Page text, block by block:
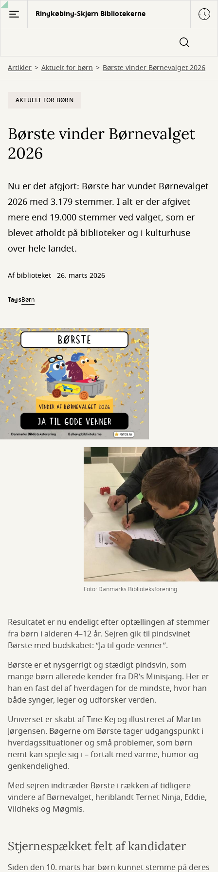
Gå
hovedindhold
Ringkøbing-Skjern Bibliotekerne
Artikler Aktuelt for børn Børste vinder Børnevalget 2026
AKTUELT FOR BØRN
Børste vinder Børnevalget
2026
Nu er det afgjort: Børste har vundet Børnevalget
2026 med 3.179 stemmer. I alt er der afgivet
mere end 19.000 stemmer ved valget, som er
blevet afholdt på biblioteker og i kulturhuse
over hele landet.
Af biblioteket 26. marts 2026
TagsBørn
Foto: Danmarks Biblioteksforening
Resultatet er nu endeligt efter optællingen af stemmer
fra børn i alderen 4–12 år. Sejren gik til pindsvinet
Børste med budskabet: “Ja til gode venner”.
Børste er et nysgerrigt og stædigt pindsvin, som
mange børn allerede kender fra DR’s Minisjang. Her er
han en fast del af hverdagen for de mindste, hvor han
både synger, leger og udforsker verden.
Universet er skabt af Tine Kej og illustreret af Martin
Jørgensen. Bøgerne om Børste tager udgangspunkt i
hverdagssituationer og små problemer, som børn
nemt kan spejle sig i – fortalt med varme, humor og
genkendelighed.
Med sejren indtræder Børste i rækken af tidligere
vindere af Børnevalget, heriblandt Ternet Ninja, Eddie,
Vildheks og Møgmis.
Stjernespækket felt af kandidater
Siden den 10. marts har børn kunnet stemme på deres